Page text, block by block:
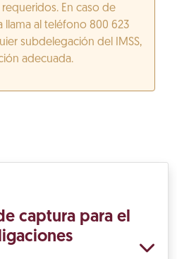
En caso de
al teléfono 800 623
subdelegación del IMSS,
adecuada.
captura para el